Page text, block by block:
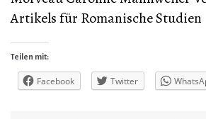
Artikels für Romanische
Teilen mit:
Facebook Twitter